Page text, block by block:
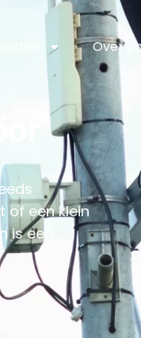
Over
of een klein
een